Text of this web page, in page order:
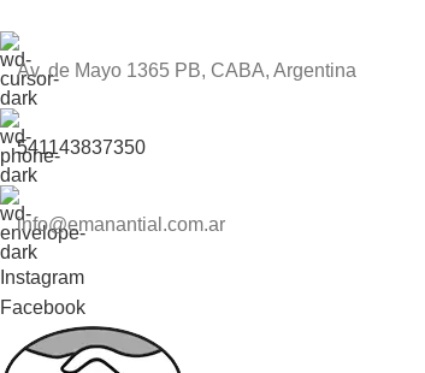
Av. de Mayo 1365 PB, CABA, Argentina
541143837350
info@emanantial.com.ar
Instagram
Facebook